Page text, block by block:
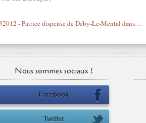
#2012 - Patrice dispense de Déby-Le-Mental dans Jeune Afrique - 28/07/2012
Nous sommes sociaux !
Facebook
Twitter